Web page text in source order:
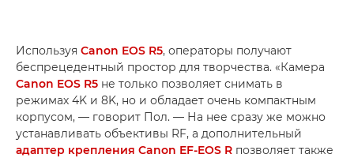
Используя Canon EOS R5, операторы получают
беспрецедентный простор для творчества. «Камера
Canon EOS R5 не только позволяет снимать в
режимах 4K и 8K, но и обладает очень компактным
корпусом, — говорит Пол. — На нее сразу же можно
устанавливать объективы RF, а дополнительный
адаптер крепления Canon EF-EOS R позволяет также